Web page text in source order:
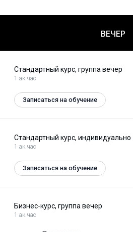
ВЕЧЕР
Стандартный курс, группа вечер
1 ак.час
Записаться на обучение
Стандартный курс, индивидуально
1 ак.час
Записаться на обучение
Бизнес-курс, группа вечер
1 ак.час